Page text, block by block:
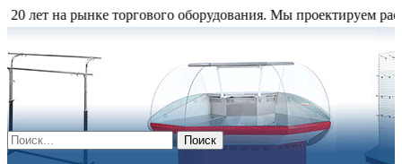
на рынке торгового оборудования. Мы проектируем